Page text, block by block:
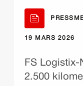
19 MARS 2026
FS Logistix-
2.500